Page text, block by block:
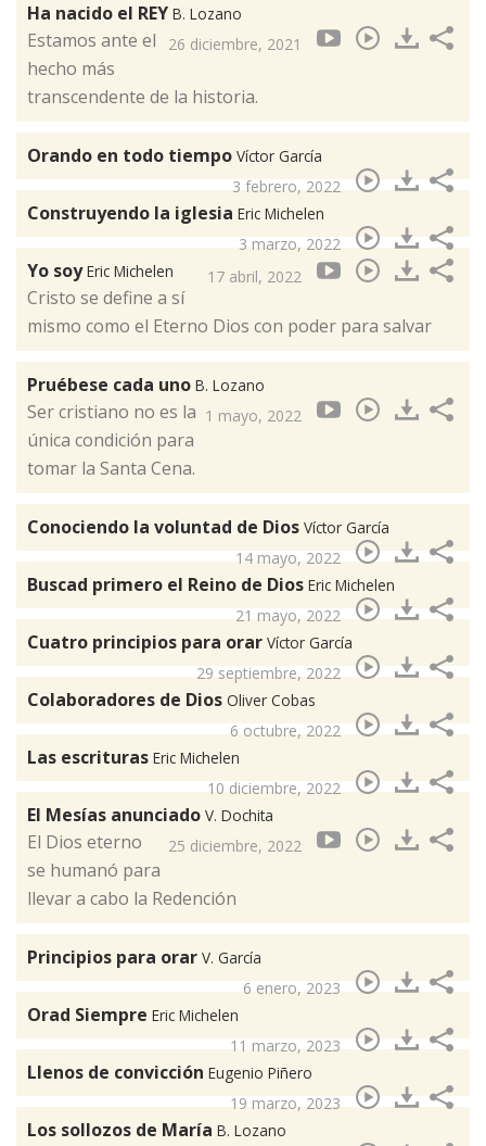
Ha nacido el REY B. Lozano
26 diciembre, 2021
Estamos ante el
hecho más
transcendente de la historia.
Orando en todo tiempo Víctor García
3 febrero, 2022
Construyendo la iglesia Eric Michelen
3 marzo, 2022
Yo soyEric Michelen 17 abril, 2022
Cristo se define a sí
mismo como el Eterno Dios con poder para salvar
Pruébese cada uno B. Lozano
1 mayo, 2022
Ser cristiano no es la
única condición para
tomar la Santa Cena.
Conociendo la voluntad de Dios Víctor García
14 mayo, 2022
Buscad primero el Reino de Dios Eric Michelen
21 mayo, 2022
Cuatro principios para orar Víctor García
29 septiembre, 2022
Colaboradores de Dios Oliver Cobas
6 octubre, 2022
Las escrituras Eric Michelen
10 diciembre, 2022
El Mesías anunciado V. Dochita
25 diciembre, 2022
El Dios eterno
se humanó para
llevar a cabo la Redención
Principios para orar V. García
6 enero, 2023
Orad Siempre Eric Michelen
11 marzo, 2023
Llenos de convicción Eugenio Piñero
19 marzo, 2023
Los sollozos de María B. Lozano